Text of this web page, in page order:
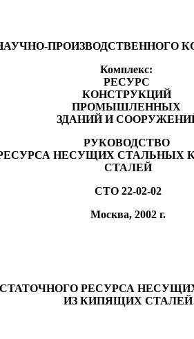
ПРОИЗВОДСТВЕННОГО
Комплекс:
РЕСУРС
КОНСТРУКЦИЙ
ПРОМЫШЛЕННЫХ
ЗДАНИЙ И
РУКОВОДСТВО
НЕСУЩИХ
СТАЛЕЙ
СТО 22-02-02
Москва, 2002 г.
РЕСУРСА
ИЗ КИПЯЩИХ СТАЛЕЙ